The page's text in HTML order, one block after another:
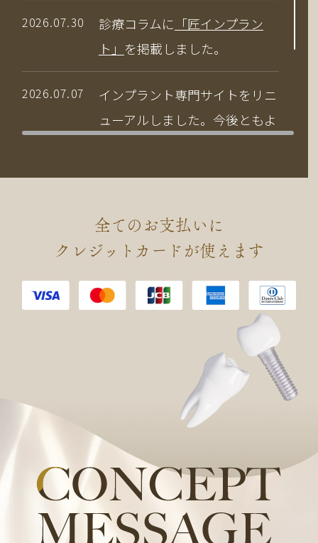
2026.07.30 診療コラムに 「匠インプラン
ト」 を掲載しました。
2026.07.07
インプラント専門サイトをリニ
ューアルしました。今後ともよ
法人 日本口腔インプラント学
会 認定 口腔インプラント専門
全てのお支払いに
クレジットカードが使えます